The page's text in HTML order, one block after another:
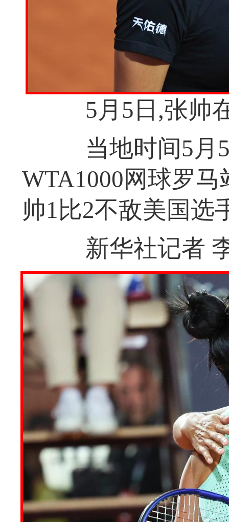
5月5日,张帅在
当地时间5月5
WTA1000网球罗
帅1比2不敌美国选
新华社记者